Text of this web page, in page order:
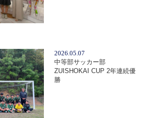
2026.05.07
中等部サッカー部
ZUISHOKAI CUP 2年連続優
勝